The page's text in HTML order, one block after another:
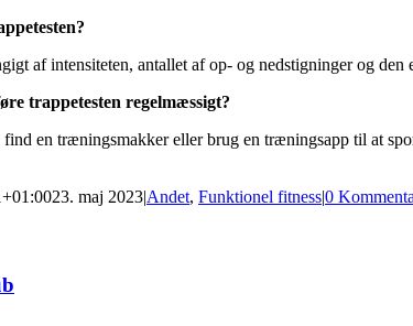
af intensiteten, antallet af op- og nedstigninger og
trappetesten regelmæssigt?
en træningsmakker eller brug en træningsapp til at
23. maj 2023|Andet, Funktionel fitness|0